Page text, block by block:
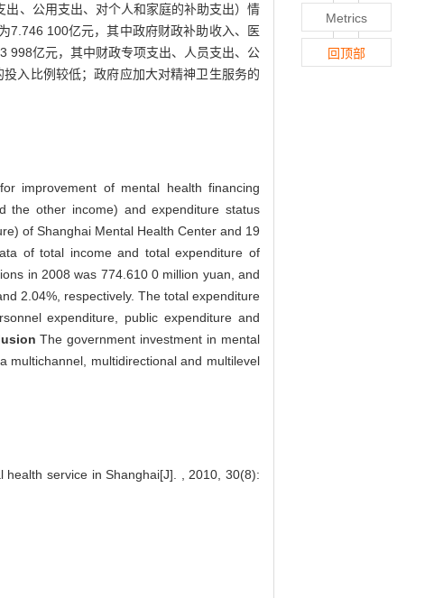
、公用支出、对个人和家庭的补助支出）情
7.746 100亿元，其中政府财政补助收入、医
998亿元，其中财政专项支出、人员支出、公
投入比例较低；政府应加大对精神卫生服务的
improvement of mental health financing
the other income) and expenditure status
of Shanghai Mental Health Center and 19
of total income and total expenditure of
in 2008 was 774.610 0 million yuan, and
2.04%, respectively. The total expenditure
expenditure, public expenditure and
The government investment in mental
multichannel, multidirectional and multilevel
service in Shanghai[J]. , 2010, 30(8):
Metrics
回顶部